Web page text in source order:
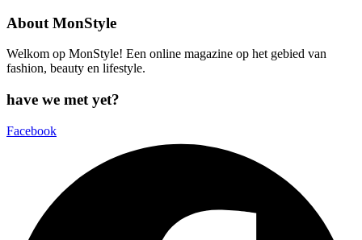
About MonStyle
Welkom op MonStyle! Een online magazine op het gebied van
fashion, beauty en lifestyle.
have we met yet?
Facebook